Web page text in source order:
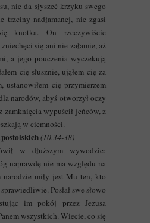
nie da słyszeć krzyku swego
trzciny nadłamanej, nie zgasi
knotka. On rzeczywiście
się ani nie załamie, aż
a jego pouczenia wyczekują
cię słusznie, ująłem cię za
ustanowiłem cię przymierzem
narodów, abyś otworzył oczy
zamknięcia wypuścił jeńców, z
w ciemności.
(10.34-38)
w dłuższym wywodzie:
naprawdę nie ma względu na
miły jest Mu ten, kto
Posłał swe słowo
im pokój przez Jezusa
wszystkich. Wiecie, co się